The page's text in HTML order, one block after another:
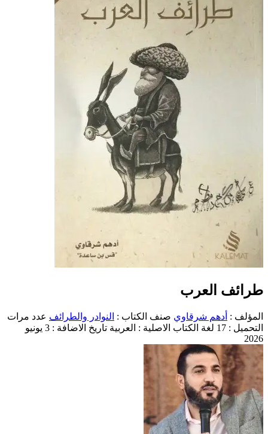
طرائف العرب
المؤلف : أدهم شرقاوي صنف الكتاب : النوادر والطرائف عدد مرات
التحميل : 17
لغة الكتاب الاصلية : العربية
تاريخ الاضافة : 3 يونيو
2026